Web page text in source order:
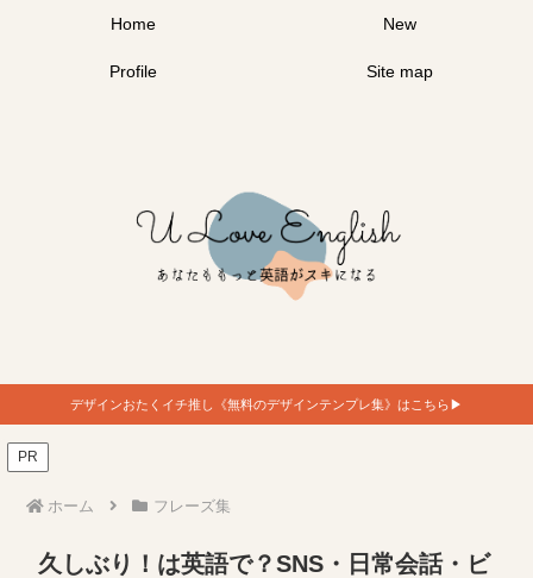
Home New
Profile Site map
デザインおたくイチ推し《無料のデザインテンプレ集》はこちら▶︎
PR
ホーム フレーズ集
久しぶり！は英語で？SNS・日常会話・ビ